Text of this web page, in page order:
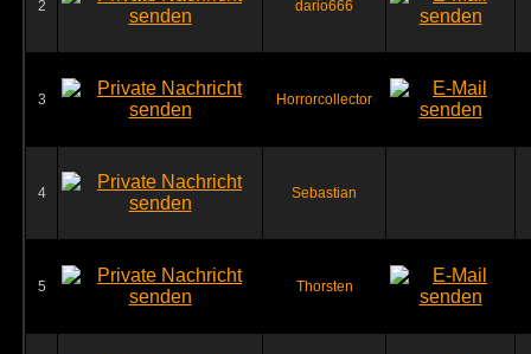
2 dario666
3 Horrorcollector
4 Sebastian
5 Thorsten